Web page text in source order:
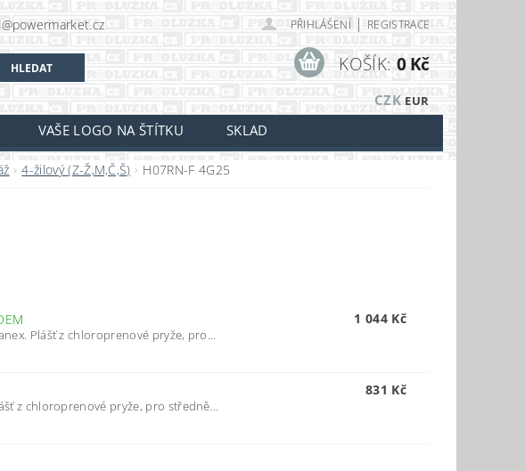
PŘIHLÁŠENÍ | REGISTRACE
CZK EUR
KOŠÍK: 0 Kč
VAŠE LOGO NA ŠTÍTKU SKLAD
4-žilový (Z-Ž,M,Č,Š) H07RN-F 4G25
Plášť z chloroprenové pryže, pro...
1 044 Kč
z chloroprenové pryže, pro středně...
831 Kč